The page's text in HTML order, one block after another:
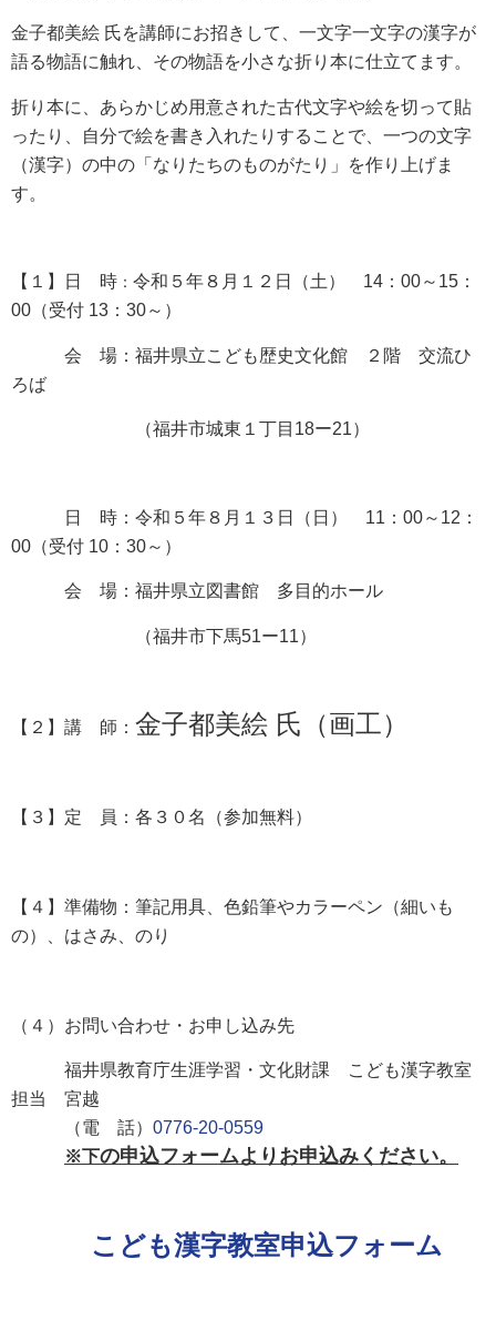
金子都美絵 氏を講師にお招きして、一文字一文字の漢字が
語る物語に触れ、その物語を小さな折り本に仕立てます。
折り本に、あらかじめ用意された古代文字や絵を切って貼
ったり、自分で絵を書き入れたりすることで、一つの文字
（漢字）の中の「なりたちのものがたり」を作り上げま
す。
【１】日 時 ： 令和５年８月１２日（土） 14：00～15：
00（受付 13：30～）
会 場：福井県立こども歴史文化館 ２階 交流ひ
ろば
（福井市城東１丁目18ー21）
日 時：令和５年８月１３日（日） 11：00～12：
00（受付 10：30～）
会 場：福井県立図書館 多目的ホール
（福井市下馬51ー11）
【２】講 師： 金子都美絵 氏（画工）
【３】定 員：各３０名（参加無料）
【４】準備物：筆記用具、色鉛筆やカラーペン（細いも
の）、はさみ、のり
（４）お問い合わせ・お申し込み先
福井県教育庁生涯学習・文化財課
こども漢字教室
担当 宮越
（電 話） 0776-20-0559
※下の申込フォームよりお申込みください。
こども漢字教室申込フォーム